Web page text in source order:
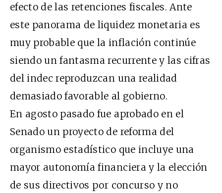
efecto de las retenciones fiscales. Ante
este panorama de liquidez monetaria es
muy probable que la inflación continúe
siendo un fantasma recurrente y las cifras
del indec reproduzcan una realidad
demasiado favorable al gobierno.
En agosto pasado fue aprobado en el
Senado un proyecto de reforma del
organismo estadístico que incluye una
mayor autonomía financiera y la elección
de sus directivos por concurso y no